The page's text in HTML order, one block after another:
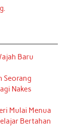
Baru
Seorang
Nakes
Mulai Menua
Bertahan